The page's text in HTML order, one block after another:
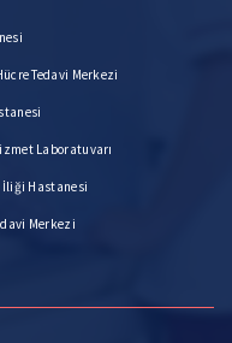
Tedavi Merkezi
Laboratuvarı
İliği Hastanesi
Merkezi